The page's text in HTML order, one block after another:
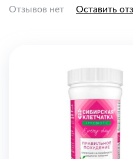
Отзывов нет Оставить